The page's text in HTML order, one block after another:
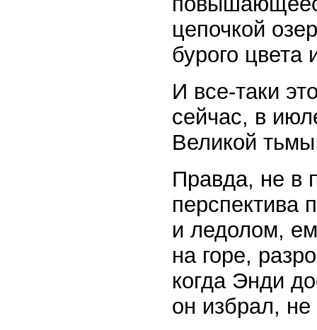
цепочкой
бурого цвета
И все-таки
сейчас, в
Великой
Правда, не в
перспектива
и ледолом,
на горе,
когда Энди
он избрал,